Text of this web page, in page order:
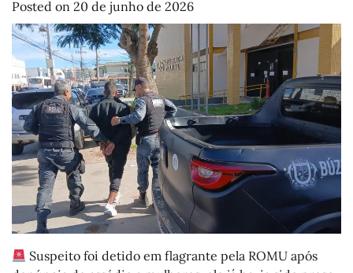
Posted on 20 de junho de 2026
Suspeito foi detido em flagrante pela ROMU após